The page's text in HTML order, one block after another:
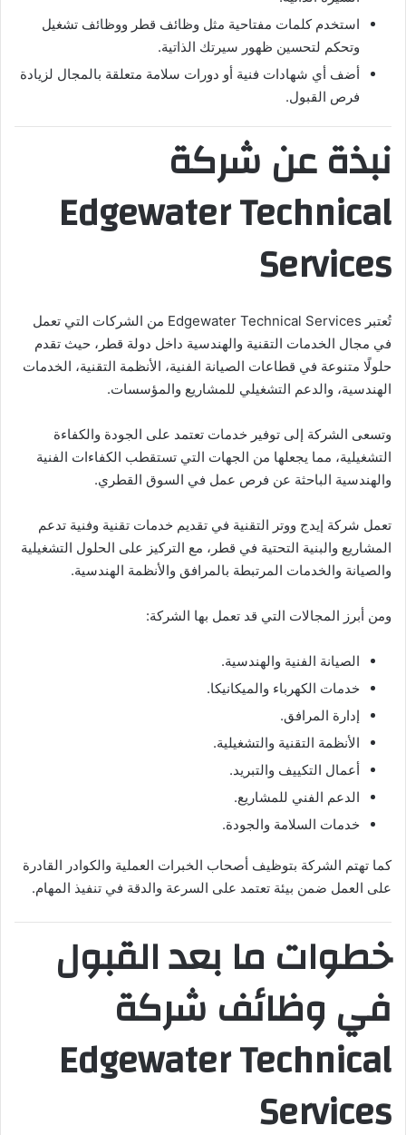
استخدم كلمات مفتاحية مثل وظائف قطر ووظائف تشغيل
وتحكم لتحسين ظهور سيرتك الذاتية.
أضف أي شهادات فنية أو دورات سلامة متعلقة بالمجال لزيادة
فرص القبول.
نبذة عن شركة
Edgewater Technical
Services
تُعتبر Edgewater Technical Services من الشركات التي تعمل
في مجال الخدمات التقنية والهندسية داخل دولة قطر، حيث تقدم
حلولًا متنوعة في قطاعات الصيانة الفنية، الأنظمة التقنية، الخدمات
الهندسية، والدعم التشغيلي للمشاريع والمؤسسات.
وتسعى الشركة إلى توفير خدمات تعتمد على الجودة والكفاءة
التشغيلية، مما يجعلها من الجهات التي تستقطب الكفاءات الفنية
والهندسية الباحثة عن فرص عمل في السوق القطري.
تعمل شركة إيدج ووتر التقنية في تقديم خدمات تقنية وفنية تدعم
المشاريع والبنية التحتية في قطر، مع التركيز على الحلول التشغيلية
والصيانة والخدمات المرتبطة بالمرافق والأنظمة الهندسية.
ومن أبرز المجالات التي قد تعمل بها الشركة:
الصيانة الفنية والهندسية.
خدمات الكهرباء والميكانيكا.
إدارة المرافق.
الأنظمة التقنية والتشغيلية.
أعمال التكييف والتبريد.
الدعم الفني للمشاريع.
خدمات السلامة والجودة.
كما تهتم الشركة بتوظيف أصحاب الخبرات العملية والكوادر القادرة
على العمل ضمن بيئة تعتمد على السرعة والدقة في تنفيذ المهام.
خطوات ما بعد القبول
في وظائف شركة
Edgewater Technical
Services